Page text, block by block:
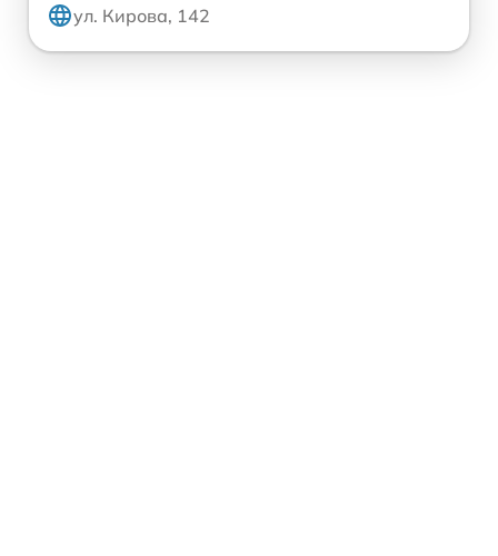
ул. Кирова, 142